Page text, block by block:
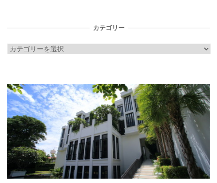
カテゴリー
カ
リ
ー